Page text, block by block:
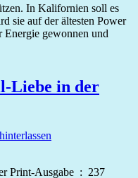
In Kalifornien soll es
sie auf der ältesten Power
Energie gewonnen und
Liebe in der